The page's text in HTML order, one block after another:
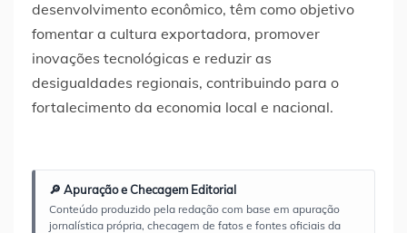
desenvolvimento econômico, têm como objetivo
fomentar a cultura exportadora, promover
inovações tecnológicas e reduzir as
desigualdades regionais, contribuindo para o
fortalecimento da economia local e nacional.
🔎 Apuração e Checagem Editorial
Conteúdo produzido pela redação com base em apuração
jornalística própria, checagem de fatos e fontes oficiais da